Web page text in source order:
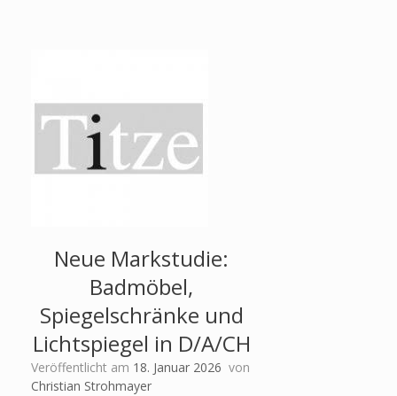
Neue Markstudie:
Badmöbel,
Spiegelschränke und
Lichtspiegel in D/A/CH
Veröffentlicht am 18. Januar 2026 von
Christian Strohmayer